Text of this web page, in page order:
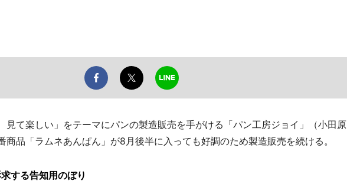
て楽しい」をテーマにパンの製造販売を手がける「パン工房ジョイ」（小田原
商品「ラムネあんぱん」が8月後半に入っても好調のため製造販売を続ける。
求する告知用のぼり